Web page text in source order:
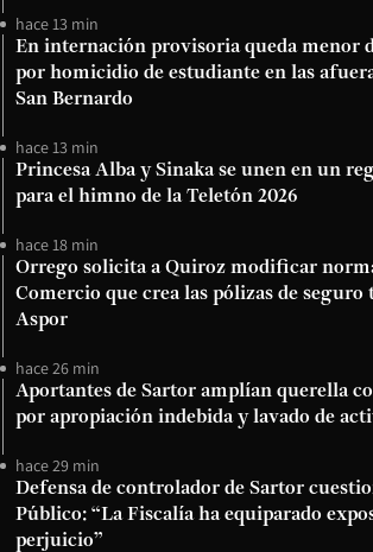
hace 13 min
En internación provisoria queda menor
por homicidio de estudiante en las
San Bernardo
hace 13 min
Princesa Alba y Sinaka se unen en un
para el himno de la Teletón 2026
hace 18 min
Orrego solicita a Quiroz modificar
Comercio que crea las pólizas de
Aspor
hace 26 min
Aportantes de Sartor amplían querella
por apropiación indebida y lavado de
hace 29 min
Defensa de controlador de Sartor
Público: “La Fiscalía ha equiparado
perjuicio”